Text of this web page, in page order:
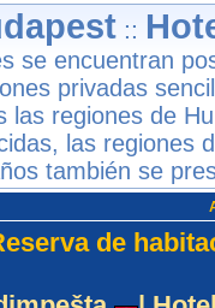
::
se encuentran
privadas
las regiones de
las regiones
también se
de